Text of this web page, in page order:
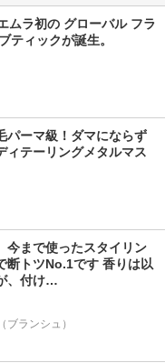
ムラ初の グローバル フラ
ティックが誕生。
パーマ級！ダマにならず
ィテーリングメタルマス
今まで使ったスタイリン
断トツNo.1です 香りは以
、付け…
ブランシュ）